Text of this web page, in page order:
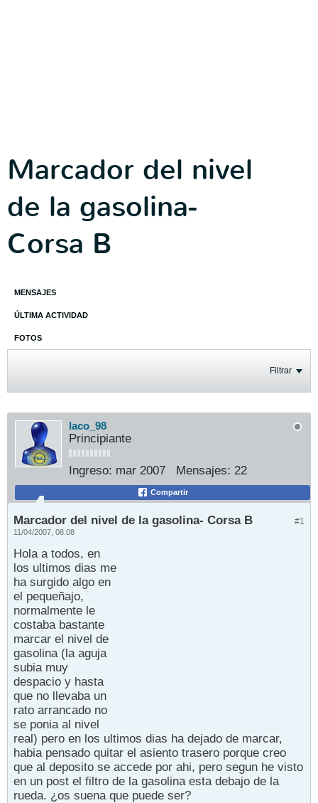
Marcador del nivel
de la gasolina-
Corsa B
MENSAJES
ÚLTIMA ACTIVIDAD
FOTOS
Filtrar
laco_98
Principiante
Ingreso: mar 2007 Mensajes: 22
Compartir
#1
Marcador del nivel de la gasolina- Corsa B
11/04/2007, 08:08
Hola a todos, en
los ultimos dias me
ha surgido algo en
el pequeñajo,
normalmente le
costaba bastante
marcar el nivel de
gasolina (la aguja
subia muy
despacio y hasta
que no llevaba un
rato arrancado no
se ponia al nivel
real) pero en los ultimos dias ha dejado de marcar,
habia pensado quitar el asiento trasero porque creo
que al deposito se accede por ahi, pero segun he visto
en un post el filtro de la gasolina esta debajo de la
rueda. ¿os suena que puede ser?